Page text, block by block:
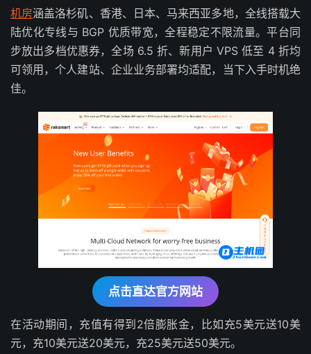
机房涵盖洛杉矶、香港、日本、马来西亚多地，全线搭载大
陆优化专线与 BGP 优质带宽，全程稳定不限流量。平台同
步放出多档优惠券，全场 6.5 折、新用户 VPS 低至 4 折均
可领用，个人建站、企业业务部署均适配，当下入手时机绝
佳。
点击直达官方网站
在活动期间，充值有得到2倍膨胀金，比如充5美元送10美
元，充10美元送20美元，充25美元送50美元。